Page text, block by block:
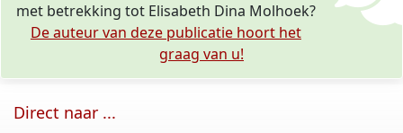
met betrekking tot Elisabeth Dina Molhoek?
De auteur van deze publicatie hoort het
graag van u!
Direct naar ...